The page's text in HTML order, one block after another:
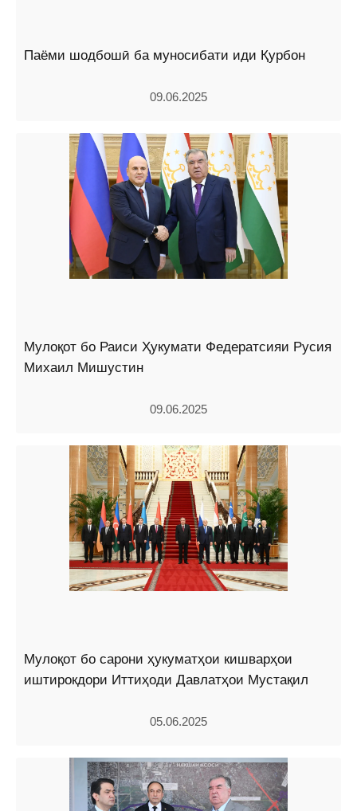
Паёми шодбошӣ ба муносибати иди Қурбон
09.06.2025
Мулоқот бо Раиси Ҳукумати Федератсияи Русия
Михаил Мишустин
09.06.2025
Мулоқот бо сарони ҳукуматҳои кишварҳои
иштирокдори Иттиҳоди Давлатҳои Мустақил
05.06.2025